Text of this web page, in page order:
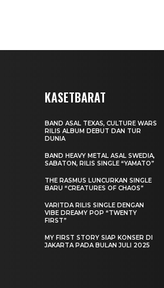
KASETBARAT
BAND ASAL TEXAS, CULTURE WARS
RILIS ALBUM DEBUT DAN TUR
DUNIA
BAND HEAVY METAL ASAL SWEDIA,
SABATON, RILIS SINGLE “YAMATO”
THE RASMUS LUNCURKAN SINGLE
BARU “CREATURES OF CHAOS”
VARITDA RILIS SINGLE DENGAN
VIBE DREAMY POP “TWENTY
FIRST”
MY FIRST STORY SIAP KONSER DI
JAKARTA PADA BULAN JULI 2025